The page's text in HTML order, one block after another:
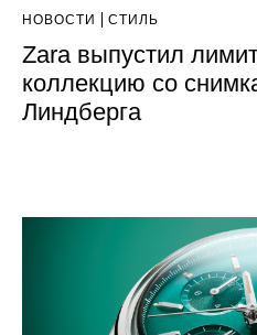
НОВОСТИ СТИЛЬ
Zara выпустил
коллекцию со
Линдберга